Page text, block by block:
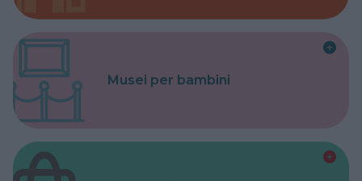
Musei per bambini